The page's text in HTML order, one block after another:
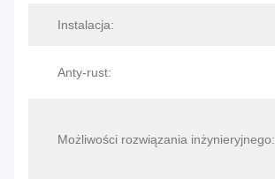
Instalacja:
Anty-rust:
Możliwości rozwiązania inżynieryjnego: